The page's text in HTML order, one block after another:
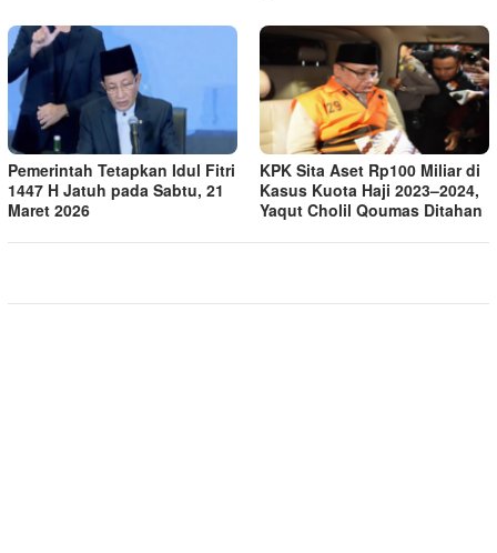
Pemerintah Tetapkan Idul Fitri
1447 H Jatuh pada Sabtu, 21
Maret 2026
KPK Sita Aset Rp100 Miliar di
Kasus Kuota Haji 2023–2024,
Yaqut Cholil Qoumas Ditahan